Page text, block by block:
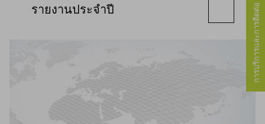
รายงานประจำปี การบริการและการติดต่อ